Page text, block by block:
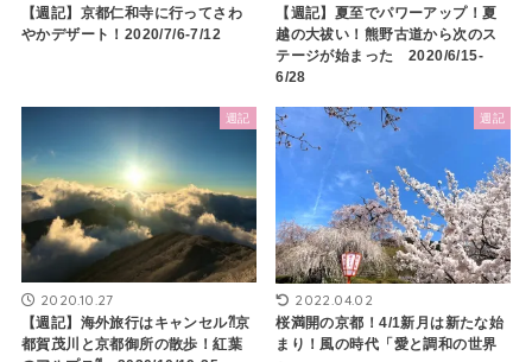
【週記】京都仁和寺に行ってさわ
やかデザート！2020/7/6-7/12
【週記】夏至でパワーアップ！夏
越の大祓い！熊野古道から次のス
テージが始まった 2020/6/15-
6/28
週記
2020.10.27
【週記】海外旅行はキャンセル⁈京
都賀茂川と京都御所の散歩！紅葉
週記
2022.04.02
桜満開の京都！4/1新月は新たな始
まり！風の時代「愛と調和の世界